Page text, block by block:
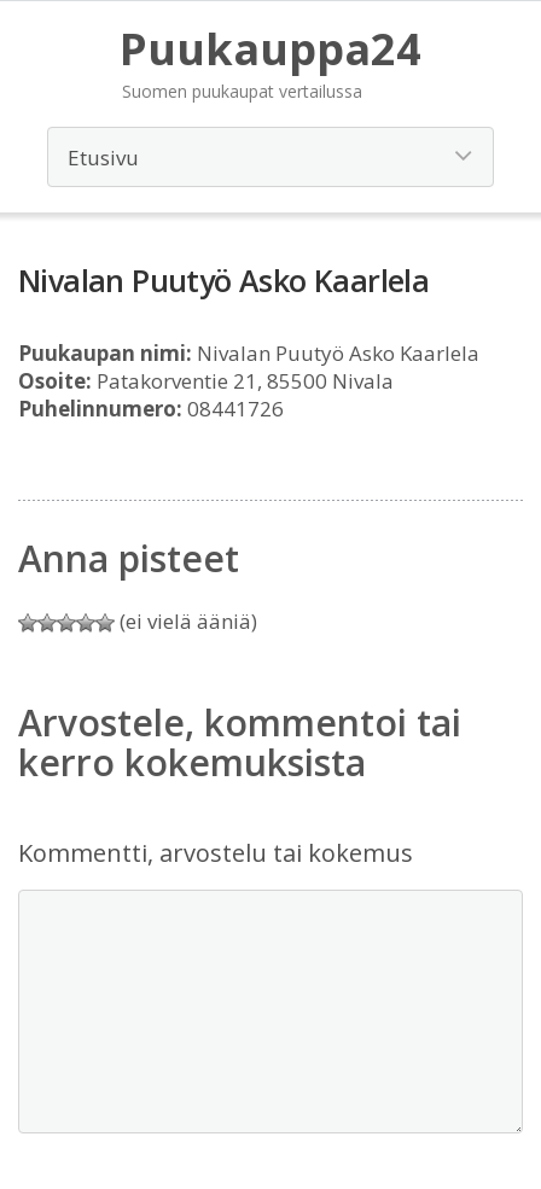
Puukauppa24
Suomen puukaupat vertailussa
Nivalan Puutyö Asko Kaarlela
Puukaupan nimi: Nivalan Puutyö Asko Kaarlela
Osoite: Patakorventie 21, 85500 Nivala
Puhelinnumero: 08441726
Anna pisteet
(ei vielä ääniä)
Arvostele, kommentoi tai
kerro kokemuksista
Kommentti, arvostelu tai kokemus